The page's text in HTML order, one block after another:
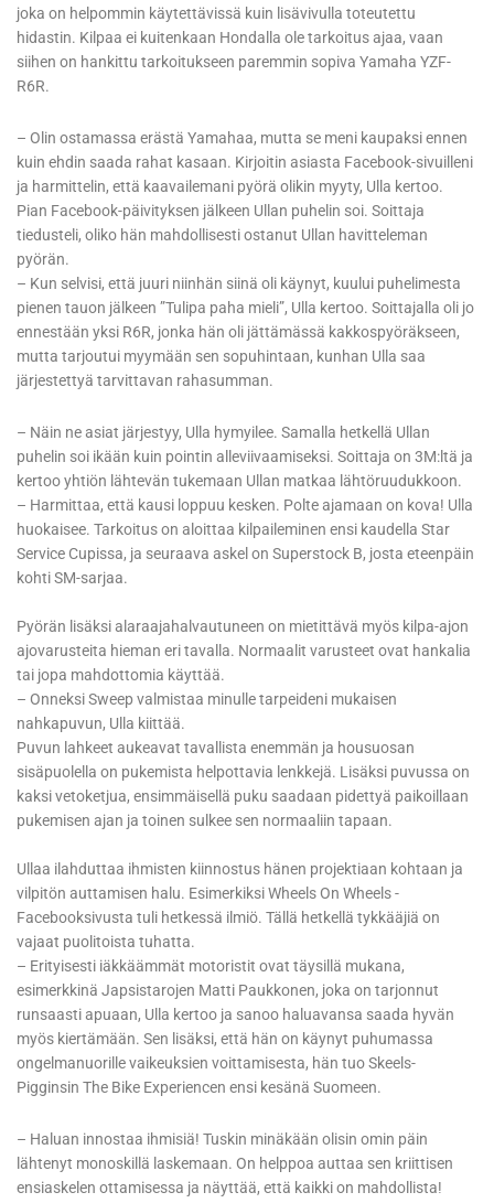
joka on helpommin käytettävissä kuin lisävivulla toteutettu
hidastin. Kilpaa ei kuitenkaan Hondalla ole tarkoitus ajaa, vaan
siihen on hankittu tarkoitukseen paremmin sopiva Yamaha YZF-
R6R.
– Olin ostamassa erästä Yamahaa, mutta se meni kaupaksi ennen
kuin ehdin saada rahat kasaan. Kirjoitin asiasta Facebook-sivuilleni
ja harmittelin, että kaavailemani pyörä olikin myyty, Ulla kertoo.
Pian Facebook-päivityksen jälkeen Ullan puhelin soi. Soittaja
tiedusteli, oliko hän mahdollisesti ostanut Ullan havitteleman
pyörän.
– Kun selvisi, että juuri niinhän siinä oli käynyt, kuului puhelimesta
pienen tauon jälkeen ”Tulipa paha mieli”, Ulla kertoo. Soittajalla oli jo
ennestään yksi R6R, jonka hän oli jättämässä kakkospyöräkseen,
mutta tarjoutui myymään sen sopuhintaan, kunhan Ulla saa
järjestettyä tarvittavan rahasumman.
– Näin ne asiat järjestyy, Ulla hymyilee. Samalla hetkellä Ullan
puhelin soi ikään kuin pointin alleviivaamiseksi. Soittaja on 3M:ltä ja
kertoo yhtiön lähtevän tukemaan Ullan matkaa lähtöruudukkoon.
– Harmittaa, että kausi loppuu kesken. Polte ajamaan on kova! Ulla
huokaisee. Tarkoitus on aloittaa kilpaileminen ensi kaudella Star
Service Cupissa, ja seuraava askel on Superstock B, josta eteenpäin
kohti SM-sarjaa.
Pyörän lisäksi alaraajahalvautuneen on mietittävä myös kilpa-ajon
ajovarusteita hieman eri tavalla. Normaalit varusteet ovat hankalia
tai jopa mahdottomia käyttää.
– Onneksi Sweep valmistaa minulle tarpeideni mukaisen
nahkapuvun, Ulla kiittää.
Puvun lahkeet aukeavat tavallista enemmän ja housuosan
sisäpuolella on pukemista helpottavia lenkkejä. Lisäksi puvussa on
kaksi vetoketjua, ensimmäisellä puku saadaan pidettyä paikoillaan
pukemisen ajan ja toinen sulkee sen normaaliin tapaan.
Ullaa ilahduttaa ihmisten kiinnostus hänen projektiaan kohtaan ja
vilpitön auttamisen halu. Esimerkiksi Wheels On Wheels -
Facebooksivusta tuli hetkessä ilmiö. Tällä hetkellä tykkääjiä on
vajaat puolitoista tuhatta.
– Erityisesti iäkkäämmät motoristit ovat täysillä mukana,
esimerkkinä Japsistarojen Matti Paukkonen, joka on tarjonnut
runsaasti apuaan, Ulla kertoo ja sanoo haluavansa saada hyvän
myös kiertämään. Sen lisäksi, että hän on käynyt puhumassa
ongelmanuorille vaikeuksien voittamisesta, hän tuo Skeels-
Pigginsin The Bike Experiencen ensi kesänä Suomeen.
– Haluan innostaa ihmisiä! Tuskin minäkään olisin omin päin
lähtenyt monoskillä laskemaan. On helppoa auttaa sen kriittisen
ensiaskelen ottamisessa ja näyttää, että kaikki on mahdollista!